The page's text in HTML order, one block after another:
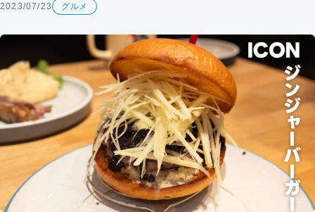
2023/07/23 グルメ